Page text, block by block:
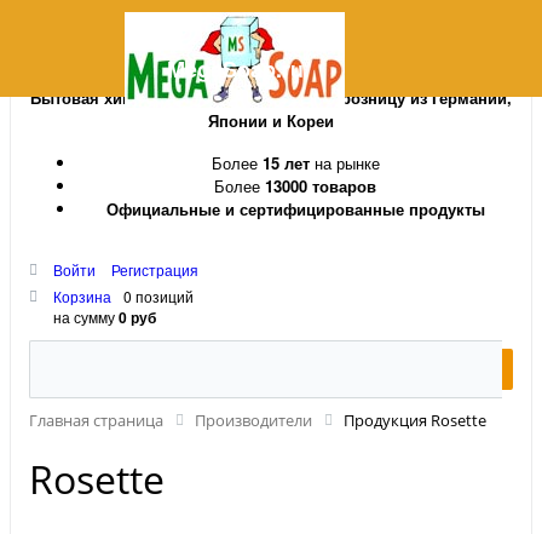
MegaSoap.ru
Бытовая химия и косметика оптом и в розницу из Германии,
Японии и Кореи
Более 15 летна рынке
Более 13000 товаров
Официальные и сертифицированные продукты
Войти
Регистрация
Корзина
0 позиций
на сумму0 руб
Главная страница Производители Продукция Rosette
Rosette